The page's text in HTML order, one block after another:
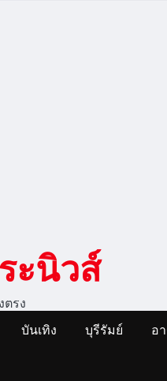
ะนิวส์
ตรง
บันเทิง บุรีรัมย์ อ